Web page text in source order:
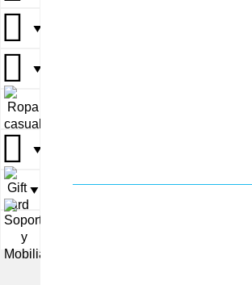
▼
▼
▼
▼